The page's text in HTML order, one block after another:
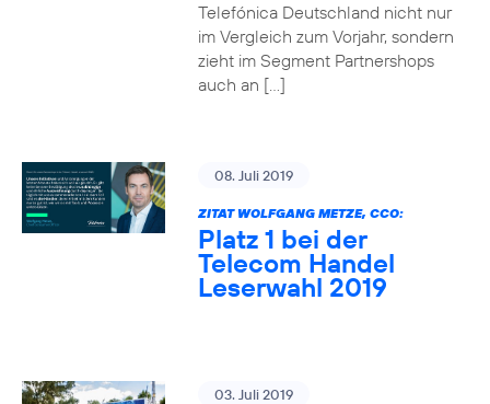
Telefónica Deutschland nicht nur
im Vergleich zum Vorjahr, sondern
zieht im Segment Partnershops
auch an […]
08. Juli 2019
ZITAT WOLFGANG METZE, CCO:
Platz 1 bei der
Telecom Handel
Leserwahl 2019
03. Juli 2019